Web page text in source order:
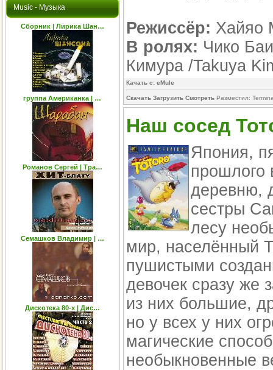
Music - Музыка
Сборник | Лирика Шан…
группа Американка | …
Романов Сергей | Тра…
Семашков Владимир | …
Дискотека 80-х | Дис…
Режиссёр: Хайяо
В ролях: Чико
Кимура /Takuya
Качать с: eMule
Скачать Загрузить Смотреть Разместил:
Наш сосед
Япония,
прошлого
деревню,
сестры
лесу
мир, населённый
пушистыми
девочек сразу же
из них большие,
но у всех у них
магические
необыкновенные